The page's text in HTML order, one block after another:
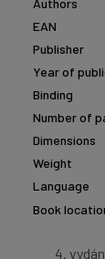
EAN
Publisher
Year of
Binding
Number of
Dimensions
Weight
Language
Book